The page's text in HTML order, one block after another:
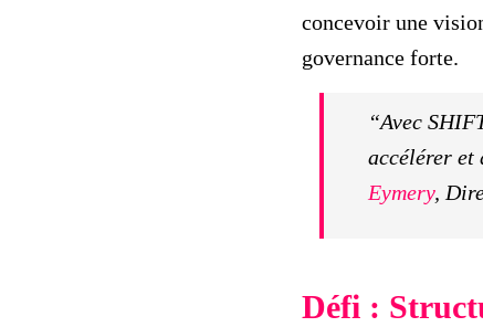
concevoir une
governance forte.
“Avec
accélérer et
Eymery,
Défi :